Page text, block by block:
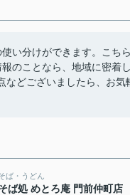
い分けができます。こちら
のことなら、地域に密着し
などございましたら、お気
ば・うどん
ば処 めとろ庵 門前仲町店